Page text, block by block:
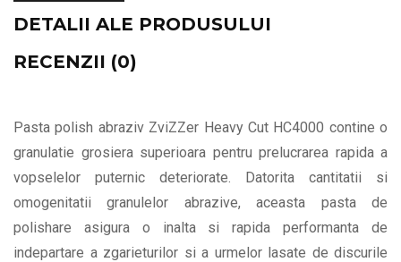
DETALII ALE PRODUSULUI
RECENZII (0)
Pasta polish abraziv ZviZZer Heavy Cut HC4000 contine o
granulatie grosiera superioara pentru prelucrarea rapida a
vopselelor puternic deteriorate. Datorita cantitatii si
omogenitatii granulelor abrazive, aceasta pasta de
polishare asigura o inalta si rapida performanta de
indepartare a zgarieturilor si a urmelor lasate de discurile